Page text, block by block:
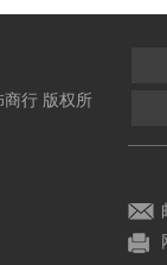
商行 版权所